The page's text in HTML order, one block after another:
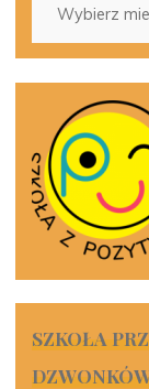
SZKOŁA